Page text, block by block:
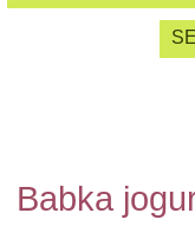
Babka